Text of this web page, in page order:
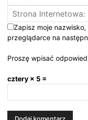
Zapisz moje
przeglądarce na
Proszę wpisać
cztery × 5 =